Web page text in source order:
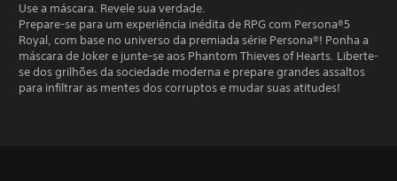
Use a máscara. Revele sua verdade.
Prepare-se para um experiência inédita de RPG com Persona®5
Royal, com base no universo da premiada série Persona®! Ponha a
máscara de Joker e junte-se aos Phantom Thieves of Hearts. Liberte-
se dos grilhões da sociedade moderna e prepare grandes assaltos
para infiltrar as mentes dos corruptos e mudar suas atitudes!